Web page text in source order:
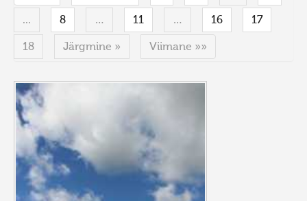
... 8 … 11 … 16 17
18 Järgmine » Viimane »»